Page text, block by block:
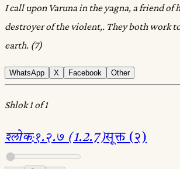
I call upon Varuna in the yagna, a friend of
destroyer of the violent,. They both work
earth. (7)
WhatsApp X Facebook Other
Shlok 1 of 1
श्लोक:१.२.७ (1.2.7)सूक्त (२)